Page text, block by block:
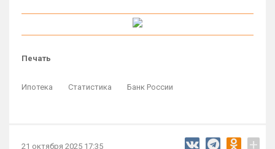
Печать
Ипотека Статистика Банк России
21 октября 2025 17:35 +